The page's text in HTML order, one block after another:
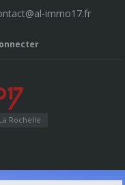
immo17.fr
Rochelle